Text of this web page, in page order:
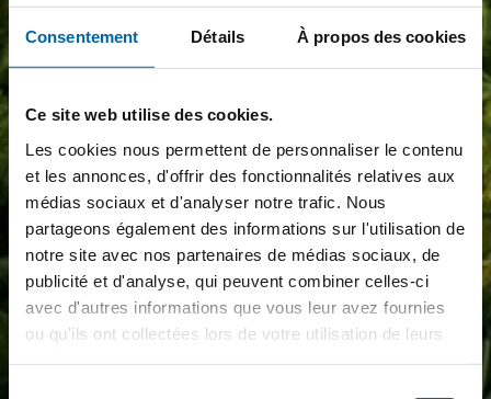
Consentement Détails À propos des cookies
Ce site web utilise des cookies.
Les cookies nous permettent de personnaliser le contenu
et les annonces, d'offrir des fonctionnalités relatives aux
médias sociaux et d'analyser notre trafic. Nous
partageons également des informations sur l'utilisation de
notre site avec nos partenaires de médias sociaux, de
publicité et d'analyse, qui peuvent combiner celles-ci
avec d'autres informations que vous leur avez fournies
ou qu'ils ont collectées lors de votre utilisation de leurs